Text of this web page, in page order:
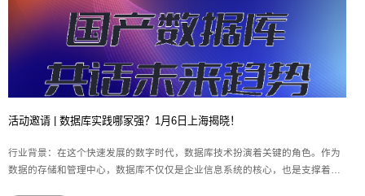
活动邀请 | 数据库实践哪家强？1月6日上海揭晓！
行业背景：在这个快速发展的数字时代，数据库技术扮演着关键的角色。作为
数据的存储和管理中心，数据库不仅仅是企业信息系统的核心，也是支撑着各